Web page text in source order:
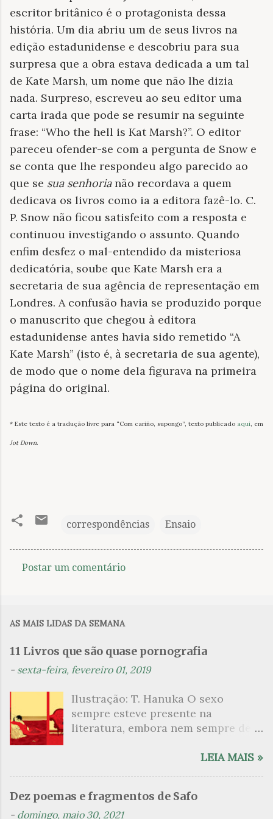
escritor britânico é o protagonista dessa
história. Um dia abriu um de seus livros na
edição estadunidense e descobriu para sua
surpresa que a obra estava dedicada a um tal
de Kate Marsh, um nome que não lhe dizia
nada. Surpreso, escreveu ao seu editor uma
carta irada que pode se resumir na seguinte
frase: “Who the hell is Kat Marsh?”. O editor
pareceu ofender-se com a pergunta de Snow e
se conta que lhe respondeu algo parecido ao
que se sua senhorianão recordava a quem
dedicava os livros como ia a editora fazê-lo. C.
P. Snow não ficou satisfeito com a resposta e
continuou investigando o assunto. Quando
enfim desfez o mal-entendido da misteriosa
dedicatória, soube que Kate Marsh era a
secretaria de sua agência de representação em
Londres. A confusão havia se produzido porque
o manuscrito que chegou à editora
estadunidense antes havia sido remetido “A
Kate Marsh” (isto é, à secretaria de sua agente),
de modo que o nome dela figurava na primeira
página do original.
* Este texto é a tradução livre para “Com cariño, supongo”, texto publicado aqui, em
Jot Down.
correspondências Ensaio
n
t
i
o
Postar um comentário
AS MAIS LIDAS DA SEMANA
11 Livros que são quase pornografia
- sexta-feira, fevereiro 01, 2019
Ilustração: T. Hanuka O sexo
sempre esteve presente na
literatura, embora nem sempre de
que mergulharam em sua própria
psicanalítico e findaram por revelar
a partir dessa intimidade o lado
LEIA MAIS »
Dez poemas e fragmentos de Safo
- domingo, maio 30, 2021